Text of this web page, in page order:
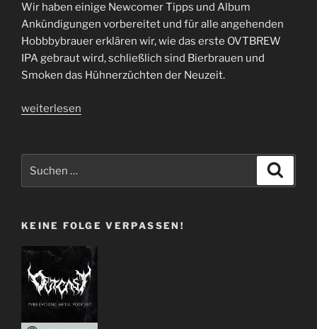
Wir haben einige Newcomer Tipps und Album
Ankündigungen vorbereitet und für alle angehenden
Hobbbybrauer erklären wir, wie das erste OVTBREW
IPA gebraut wird, schließlich sind Bierbrauen und
Smoken das Hühnerzüchten der Neuzeit.
„Folge
Creatures
of
–
Weißt’e
Bescheid“
weiterlesen
KEINE FOLGE VERPASSEN!